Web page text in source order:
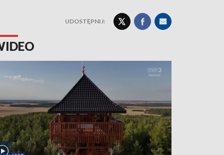
UDOSTĘPNIJ: